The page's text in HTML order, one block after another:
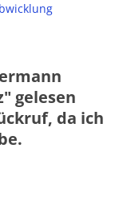
gelesen
da ich